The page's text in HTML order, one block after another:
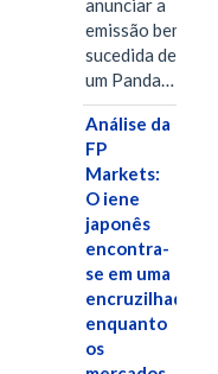
anunciar a
emissão bem-
sucedida de
um Panda…
Análise da
FP
Markets:
O iene
japonês
encontra-
se em uma
encruzilhada
enquanto
os